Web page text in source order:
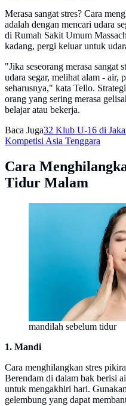
Merasa sangat stres? Cara
adalah dengan mencari udara
di Rumah Sakit Umum
kadang, pergi keluar untuk
"Jika seseorang merasa sangat
udara segar, melihat alam - air,
seharusnya," kata Tello.
orang yang sering merasa
belajar atau bekerja.
Baca Juga32 Klub U-16 di
Kompetisi Asia Tenggara
Cara
Tidur Malam
mandilah sebelum tidur
1. Mandi
Cara menghilangkan stres
Berendam di dalam bak berisi
untuk mengakhiri hari.
gelembung yang dapat